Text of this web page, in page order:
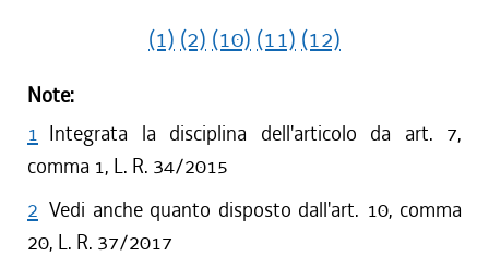
(1) (2) (10) (11) (12)
Note:
1 Integrata la disciplina dell'articolo da art. 7,
comma 1, L. R. 34/2015
2 Vedi anche quanto disposto dall'art. 10, comma
20, L. R. 37/2017